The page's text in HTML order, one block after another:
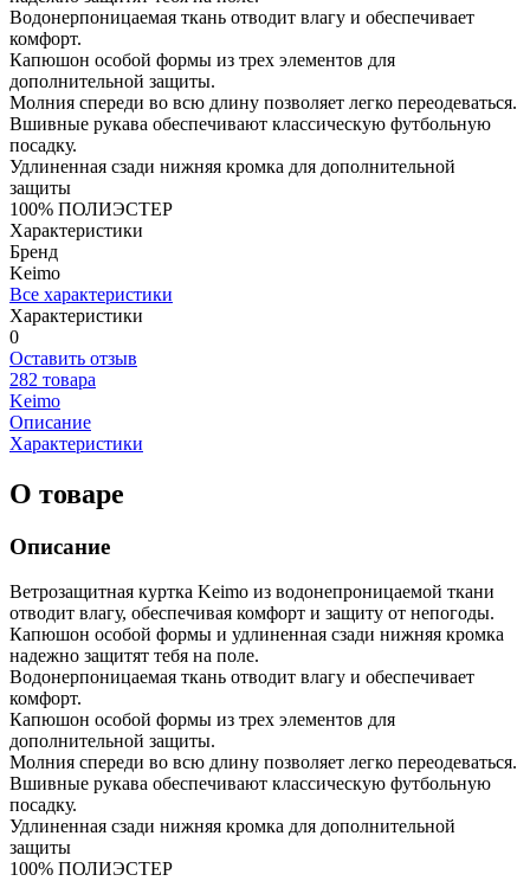
Водонерпоницаемая ткань отводит влагу и обеспечивает
комфорт.
Капюшон особой формы из трех элементов для
дополнительной защиты.
Молния спереди во всю длину позволяет легко переодеваться.
Вшивные рукава обеспечивают классическую футбольную
посадку.
Удлиненная сзади нижняя кромка для дополнительной
защиты
100% ПОЛИЭСТЕР
Характеристики
Бренд
Keimo
Все характеристики
Характеристики
0
Оставить отзыв
282 товара
Keimo
Описание
Характеристики
О товаре
Описание
Ветрозащитная куртка Keimo из водонепроницаемой ткани
отводит влагу, обеспечивая комфорт и защиту от непогоды.
Капюшон особой формы и удлиненная сзади нижняя кромка
надежно защитят тебя на поле.
Водонерпоницаемая ткань отводит влагу и обеспечивает
комфорт.
Капюшон особой формы из трех элементов для
дополнительной защиты.
Молния спереди во всю длину позволяет легко переодеваться.
Вшивные рукава обеспечивают классическую футбольную
посадку.
Удлиненная сзади нижняя кромка для дополнительной
защиты
100% ПОЛИЭСТЕР